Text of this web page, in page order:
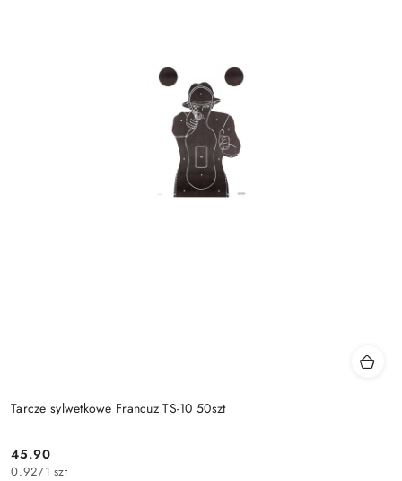
Tarcze sylwetkowe Francuz TS-10 50szt
Cena:
45.90
0.92/1 szt